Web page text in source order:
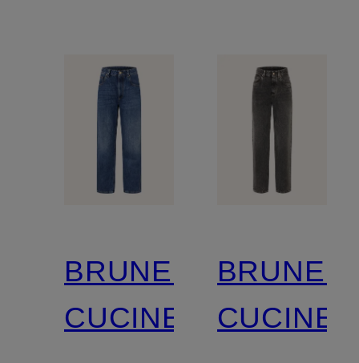
BRUNELLO
CUCINELLI